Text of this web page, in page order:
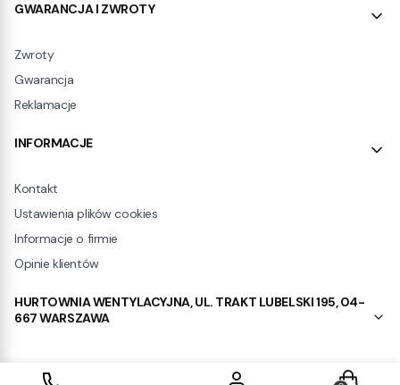
GWARANCJA I ZWROTY
Zwroty
Gwarancja
Reklamacje
INFORMACJE
Kontakt
Ustawienia plików cookies
Informacje o firmie
Opinie klientów
HURTOWNIA WENTYLACYJNA, UL. TRAKT LUBELSKI 195, 04-
667 WARSZAWA
Produkty